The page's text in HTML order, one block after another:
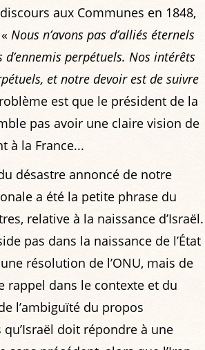
aux Communes en 1848,
Nous n’avons pas d’alliés éternels
d’ennemis perpétuels. Nos intérêts
et notre devoir est de suivre
est que le président de la
pas avoir une claire vision de
à la France...
désastre annoncé de notre
a été la petite phrase du
relative à la naissance d’Israël.
pas dans la naissance de l’État
résolution de l’ONU, mais de
rappel dans le contexte et du
l’ambiguïté du propos
doit répondre à une